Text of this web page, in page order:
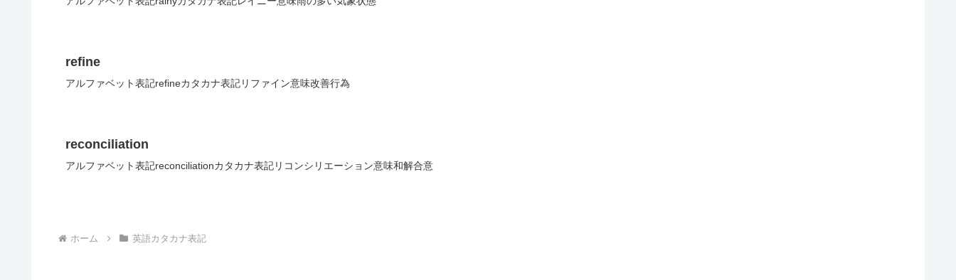
refine
アルファベット表記refineカタカナ表記リファイン意味改善行為
reconciliation
アルファベット表記reconciliationカタカナ表記リコンシリエーション意味和解合意
ホーム 英語カタカナ表記